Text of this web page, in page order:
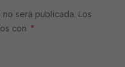
será publicada. Los
con *